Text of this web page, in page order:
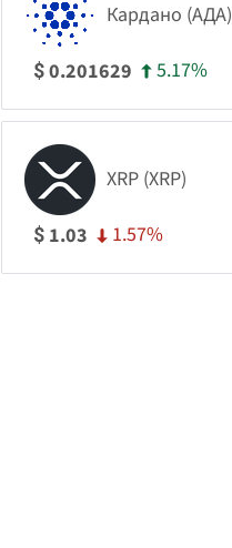
Кардано (АДА)
$0.201629 5.17%
XRP (XRP)
$ 1.03 1.57%